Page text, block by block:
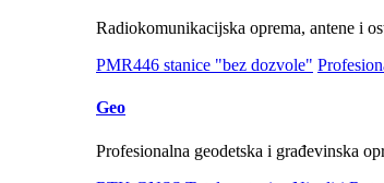
Radiokomunikacijska oprema, antene i
PMR446 stanice "bez dozvole"
Geo
Profesionalna geodetska i građevinska